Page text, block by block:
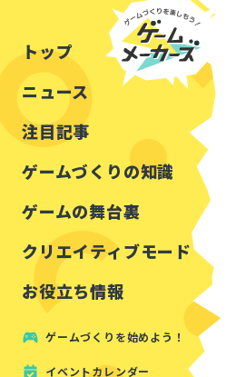
トップ
ニュース
注目記事
ゲームづくりの知識
ゲームの舞台裏
クリエイティブモード
お役立ち情報
ゲームづくりを始めよう！
イベントカレンダー